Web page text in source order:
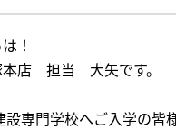
！
本店 担当 大矢です。
専門学校へご入学の皆